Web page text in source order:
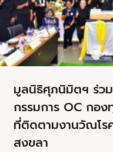
มูลนิธิศุภนิมิตฯ ร่ว
กรรมการ OC กอ
ที่ติดตามงานวัณโร
สงขลา